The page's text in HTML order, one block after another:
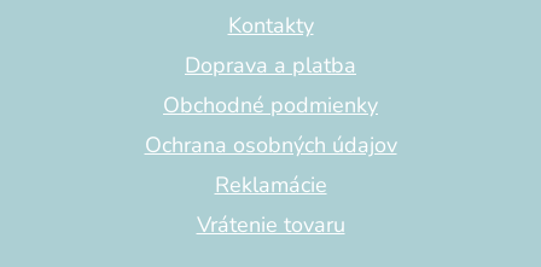
Kontakty
Doprava a platba
Obchodné podmienky
Ochrana osobných údajov
Reklamácie
Vrátenie tovaru